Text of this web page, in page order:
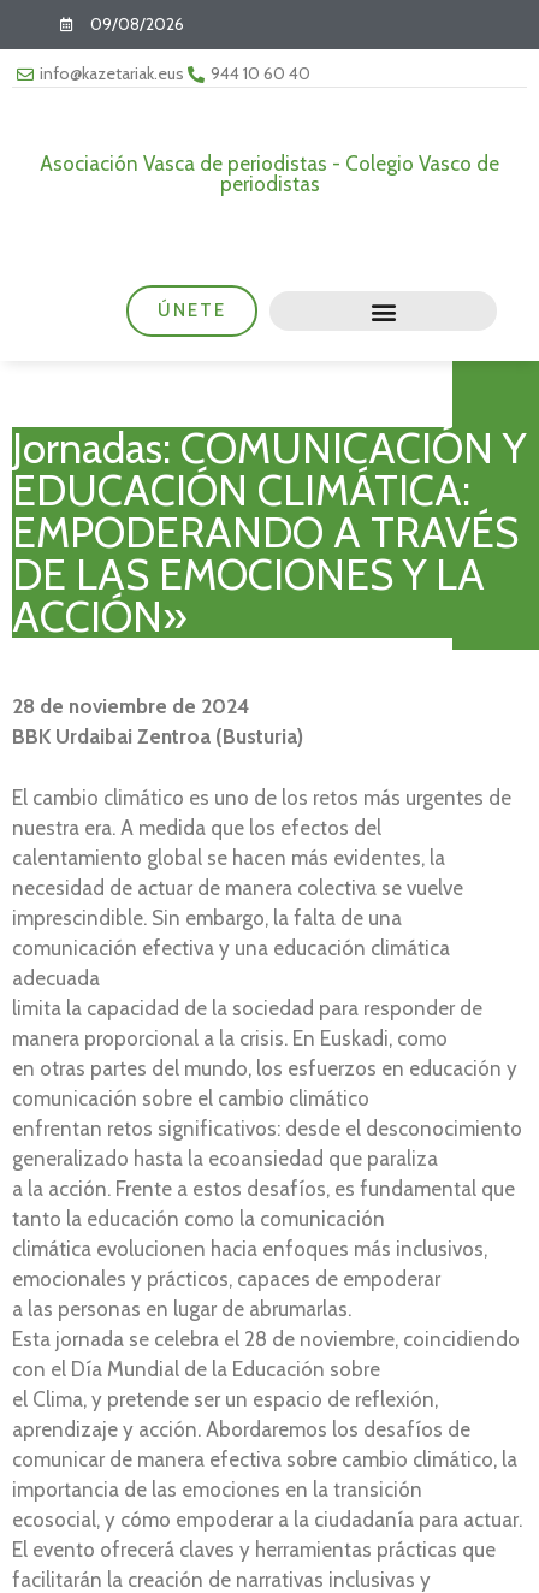
09/08/2026
info@kazetariak.eus 944 10 60 40
Asociación Vasca de periodistas - Colegio Vasco de
periodistas
ÚNETE
Jornadas: COMUNICACIÓN Y
EDUCACIÓN CLIMÁTICA:
EMPODERANDO A TRAVÉS
DE LAS EMOCIONES Y LA
ACCIÓN»
28 de noviembre de 2024
BBK Urdaibai Zentroa (Busturia)
El cambio climático es uno de los retos más urgentes de
nuestra era. A medida que los efectos del
calentamiento global se hacen más evidentes, la
necesidad de actuar de manera colectiva se vuelve
imprescindible. Sin embargo, la falta de una
comunicación efectiva y una educación climática
adecuada
limita la capacidad de la sociedad para responder de
manera proporcional a la crisis. En Euskadi, como
en otras partes del mundo, los esfuerzos en educación y
comunicación sobre el cambio climático
enfrentan retos significativos: desde el desconocimiento
generalizado hasta la ecoansiedad que paraliza
a la acción. Frente a estos desafíos, es fundamental que
tanto la educación como la comunicación
climática evolucionen hacia enfoques más inclusivos,
emocionales y prácticos, capaces de empoderar
a las personas en lugar de abrumarlas.
Esta jornada se celebra el 28 de noviembre, coincidiendo
con el Día Mundial de la Educación sobre
el Clima, y pretende ser un espacio de reflexión,
aprendizaje y acción. Abordaremos los desafíos de
comunicar de manera efectiva sobre cambio climático, la
importancia de las emociones en la transición
ecosocial, y cómo empoderar a la ciudadanía para actuar.
El evento ofrecerá claves y herramientas prácticas que
facilitarán la creación de narrativas inclusivas y